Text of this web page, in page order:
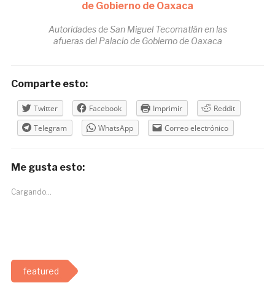
Autoridades de San Miguel Tecomatlán en las
afueras del Palacio de Gobierno de Oaxaca
Comparte esto:
Twitter Facebook Imprimir
Reddit
Telegram
WhatsApp Correo electrónico
Me gusta esto:
Cargando...
featured